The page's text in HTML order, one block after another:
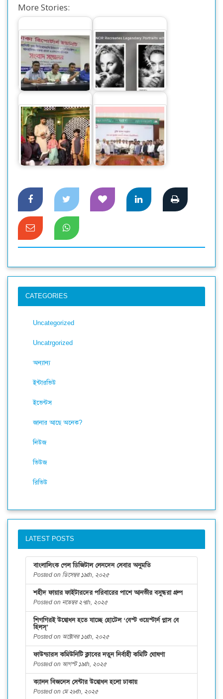
More Stories:
ফিজিওথেরাপি
চিকিৎসকদের বিরুদ্ধে
আপত্তিকর বক্তব্যের…
বিশ্বখ্যাত ফটোগ্রাফি
স্টুডিও হারকোর্ট ফিচার
নিয়ে…
সারা’র ঈদুল আযহা
আয়োজন
মেট্রোরেল ও মিডিয়াকম
লিমিটেডের মধ্যে চুক্তি
স্বাক্ষর
CATEGORIES
Uncategorized
Uncatrgorized
অন্যান্য
ইন্টারভিউ
ইভেন্টস
জানার আছে অনেক?
নিউজ
ভিউজ
রিভিউ
LATEST POSTS
বাংলালিংক পেল ডিজিটাল লেনদেন সেবার অনুমতি
Posted on ডিসেম্বর ১৯th, ২০২৫
শহীদ ফায়ার ফাইটারদের পরিবারের পাশে আনভীর বসুন্ধরা গ্রুপ
Posted on নভেম্বর ২৭th, ২০২৫
শিগগিরই উদ্বোধন হতে যাচ্ছে হোটেল ‘বেস্ট ওয়েস্টার্ন প্লাস বে
হিলস্’
Posted on অক্টোবর ১৬th, ২০২৫
ফাউন্ডারস কমিউনিটি ক্লাবের নতুন নির্বাহী কমিটি ঘোষণা
Posted on আগস্ট ১৯th, ২০২৫
ক্যানন বিজনেস সেন্টার উদ্বোধন হলো ঢাকায়
Posted on মে ২৮th, ২০২৫